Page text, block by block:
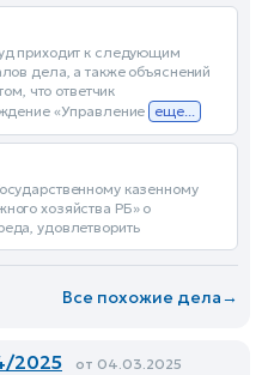
приходит к следующим
дела, а также объяснений
что ответчик
«Управление еще...
казенному
хозяйства РБ» о
удовлетворить
Все похожие дела→
2025 от 04.03.2025